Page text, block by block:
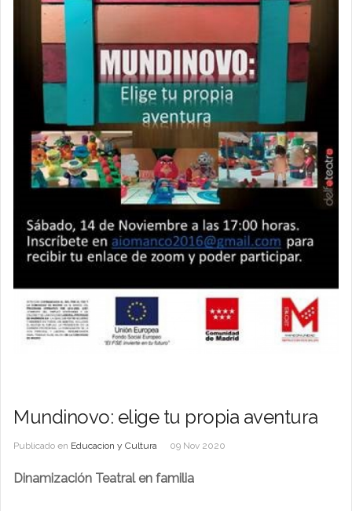
Mundinovo: elige tu propia aventura
Publicado en Educacion y Cultura 09 Nov 2020
Dinamización Teatral en familia